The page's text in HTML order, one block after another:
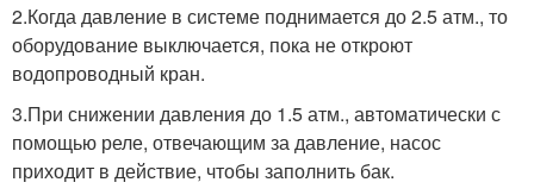
2.Когда давление в системе поднимается до 2.5 атм., то
оборудование выключается, пока не откроют
водопроводный кран.
3.При снижении давления до 1.5 атм., автоматически с
помощью реле, отвечающим за давление, насос
приходит в действие, чтобы заполнить бак.